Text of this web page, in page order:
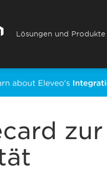
Lösungen und Produkte